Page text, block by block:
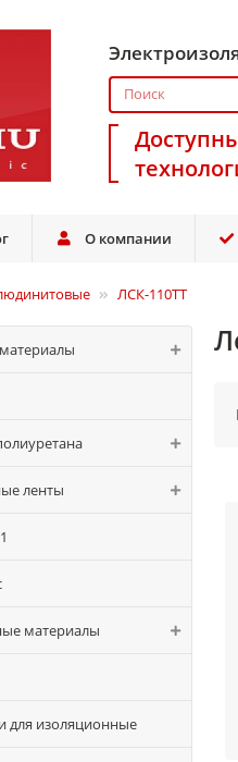
О компании
ЛСК-110ТТ
ленты
материалы
для изоляционные